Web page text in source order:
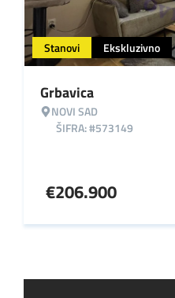
Stanovi Ekskluzivno
Grbavica
NOVI SAD
ŠIFRA: #573149
€206.900